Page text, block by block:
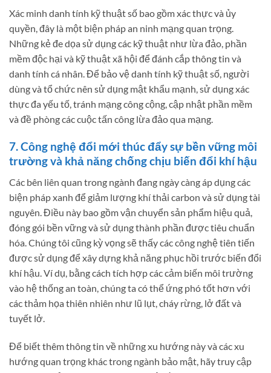
Xác minh danh tính kỹ thuật số bao gồm xác thực và ủy
quyền, đây là một biện pháp an ninh mạng quan trọng.
Những kẻ đe dọa sử dụng các kỹ thuật như lừa đảo, phần
mềm độc hại và kỹ thuật xã hội để đánh cắp thông tin và
danh tính cá nhân. Để bảo vệ danh tính kỹ thuật số, người
dùng và tổ chức nên sử dụng mật khẩu mạnh, sử dụng xác
thực đa yếu tố, tránh mạng công cộng, cập nhật phần mềm
và đề phòng các cuộc tấn công lừa đảo qua mạng.
7. Công nghệ đổi mới thúc đẩy sự bền vững môi
trường và khả năng chống chịu biến đổi khí hậu
Các bên liên quan trong ngành đang ngày càng áp dụng các
biện pháp xanh để giảm lượng khí thải carbon và sử dụng tài
nguyên. Điều này bao gồm vận chuyển sản phẩm hiệu quả,
đóng gói bền vững và sử dụng thành phần được tiêu chuẩn
hóa. Chúng tôi cũng kỳ vọng sẽ thấy các công nghệ tiên tiến
được sử dụng để xây dựng khả năng phục hồi trước biến đổi
khí hậu. Ví dụ, bằng cách tích hợp các cảm biến môi trường
vào hệ thống an toàn, chúng ta có thể ứng phó tốt hơn với
các thảm họa thiên nhiên như lũ lụt, cháy rừng, lở đất và
tuyết lở.
Để biết thêm thông tin về những xu hướng này và các xu
hướng quan trọng khác trong ngành bảo mật, hãy truy cập